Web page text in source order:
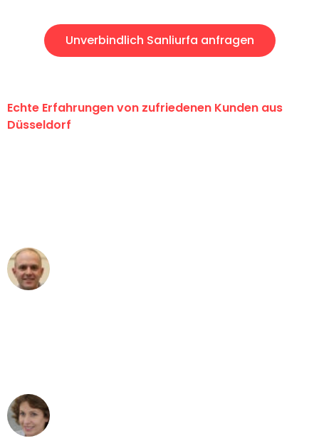
Unverbindlich Sanliurfa anfragen
Echte Erfahrungen von zufriedenen Kunden aus
Düsseldorf